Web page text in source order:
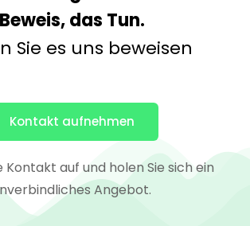
Beweis, das Tun.
Sie es uns beweisen
Kontakt aufnehmen
Kontakt auf und holen Sie sich ein
Angebot.